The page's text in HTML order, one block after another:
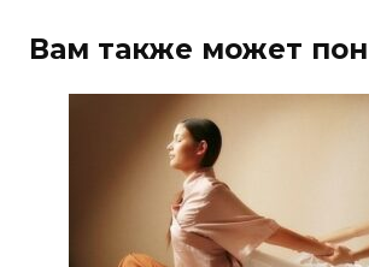
Вам также может